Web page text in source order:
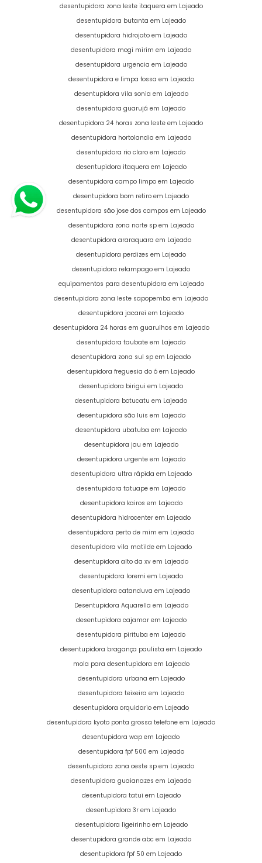
desentupidora zona leste itaquera em Lajeado
desentupidora butanta em Lajeado
desentupidora hidrojato em Lajeado
desentupidora mogi mirim em Lajeado
desentupidora urgencia em Lajeado
desentupidora e limpa fossa em Lajeado
desentupidora vila sonia em Lajeado
desentupidora guarujá em Lajeado
desentupidora 24 horas zona leste em Lajeado
desentupidora hortolandia em Lajeado
desentupidora rio claro em Lajeado
desentupidora itaquera em Lajeado
desentupidora campo limpo em Lajeado
desentupidora bom retiro em Lajeado
desentupidora são jose dos campos em Lajeado
desentupidora zona norte sp em Lajeado
desentupidora araraquara em Lajeado
desentupidora perdizes em Lajeado
desentupidora relampago em Lajeado
equipamentos para desentupidora em Lajeado
desentupidora zona leste sapopemba em Lajeado
desentupidora jacarei em Lajeado
desentupidora 24 horas em guarulhos em Lajeado
desentupidora taubate em Lajeado
desentupidora zona sul sp em Lajeado
desentupidora freguesia do ó em Lajeado
desentupidora birigui em Lajeado
desentupidora botucatu em Lajeado
desentupidora são luis em Lajeado
desentupidora ubatuba em Lajeado
desentupidora jau em Lajeado
desentupidora urgente em Lajeado
desentupidora ultra rápida em Lajeado
desentupidora tatuape em Lajeado
desentupidora kairos em Lajeado
desentupidora hidrocenter em Lajeado
desentupidora perto de mim em Lajeado
desentupidora vila matilde em Lajeado
desentupidora alto da xv em Lajeado
desentupidora loremi em Lajeado
desentupidora catanduva em Lajeado
Desentupidora Aquarella em Lajeado
desentupidora cajamar em Lajeado
desentupidora pirituba em Lajeado
desentupidora bragança paulista em Lajeado
mola para desentupidora em Lajeado
desentupidora urbana em Lajeado
desentupidora teixeira em Lajeado
desentupidora orquidario em Lajeado
desentupidora kyoto ponta grossa telefone em Lajeado
desentupidora wap em Lajeado
desentupidora fpf 500 em Lajeado
desentupidora zona oeste sp em Lajeado
desentupidora guaianazes em Lajeado
desentupidora tatui em Lajeado
desentupidora 3r em Lajeado
desentupidora ligeirinho em Lajeado
desentupidora grande abc em Lajeado
desentupidora fpf 50 em Lajeado